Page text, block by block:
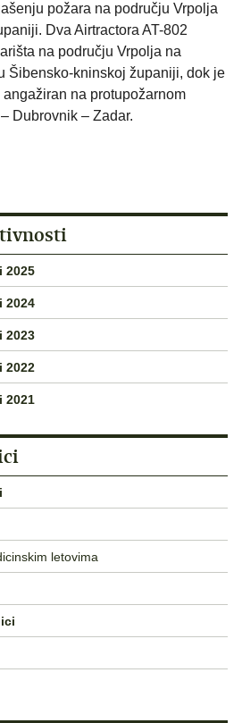
požara na području Vrpolja
Dva Airtractora AT-802
na području Vrpolja na
Šibensko-kninskoj županiji, dok je
angažiran na protupožarnom
Dubrovnik – Zadar.
2025
2024
2023
2022
2021
letovima